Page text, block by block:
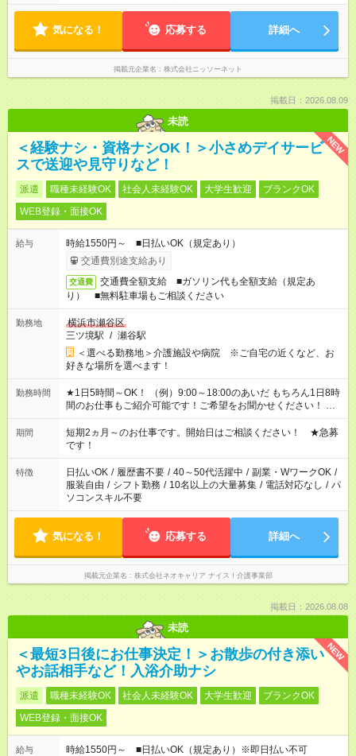
気になる！ 応募する 詳細へ
掲載元企業名 株式会社ニッソーネット
掲載日：2026.08.09
未読
NEW
＜経験ナシ・資格ナシOK！＞小さめデイサービ
スで送迎や見守りなど！
派遣 職種未経験OK 社会人未経験OK 大学生歓迎
ブランクOK
WEB登録・面接OK
給与
時給1550円～ ■日払いOK（規定あり）
交通費別途支給あり
交通費
交通費全額支給 ■ガソリン代も全額支給（規定あ
り） ■無料駐車場もご相談ください
勤務地
横浜市瀬谷区
三ツ境駅 / 瀬谷駅
＜選べる勤務地＞介護施設や病院 ※ご自宅の近くなど、お
好きな場所を選べます！
勤務時間
★1日5時間～OK！ （例）9:00～18:00のあいだ もちろん1日8時
間のお仕事もご紹介可能です！ご希望をお聞かせください！ ★
家庭の都合でお休みが必要な場合も遠慮なくご相談ください。
※週最低15時間以上の勤務が必要です
期間
短期2ヵ月～のお仕事です。開始日はご相談ください！ ★急募
です！
特徴 日払いOK / 履歴書不要 / 40～50代活躍中 / 副業・WワークOK /
服装自由 / シフト勤務 / 10名以上の大量募集 / 電話対応なし / パ
ソコンスキル不要
気になる！ 応募する 詳細へ
掲載元企業名 株式会社ネオキャリア ナイス！介護事業部
掲載日：2026.08.08
未読
NEW
＜最短3日後にお仕事決定！＞お散歩の付き添い
やお話相手など！入浴介助ナシ
派遣 職種未経験OK 社会人未経験OK 大学生歓迎
ブランクOK
WEB登録・面接OK
給与
時給1550円～ ■日払いOK（規定あり）※即日払い不可